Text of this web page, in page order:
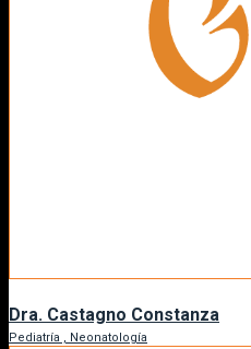
Dra. Castagno Constanza
Pediatría , Neonatología